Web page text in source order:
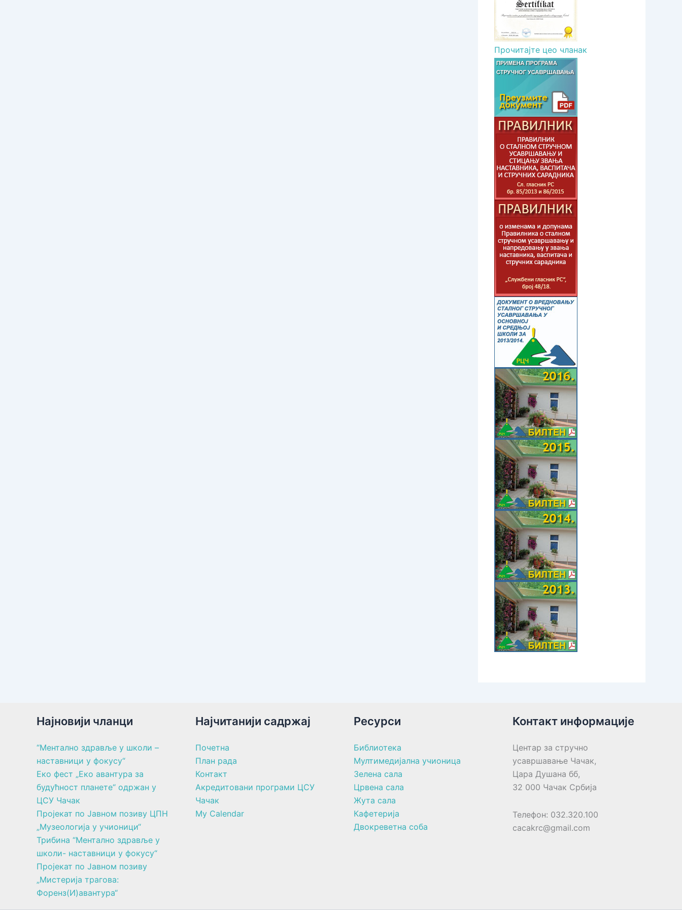
Прочитајте цео чланак
Најновији чланци
“Ментално здравље у школи –
наставници у фокусу“
Еко фест „Еко авантура за
будућност планете“ одржан у
ЦСУ Чачак
Пројекат по Јавном позиву ЦПН
„Музеологија у учионици“
Трибина “Ментално здравље у
школи- наставници у фокусу“
Пројекат по Јавном позиву
„Мистерија трагова:
Форенз(И)авантура“
Најчитанији садржај
Почетна
План рада
Контакт
Акредитовани програми ЦСУ
Чачак
My Calendar
Ресурси
Библиотека
Мултимедијална учионица
Зелена сала
Црвена сала
Жута сала
Кафетерија
Двокреветна соба
Контакт информације
Центар за стручно
усавршавање Чачак,
Цара Душана бб,
32 000 Чачак Србија
Телефон: 032.320.100
cacakrc@gmail.com